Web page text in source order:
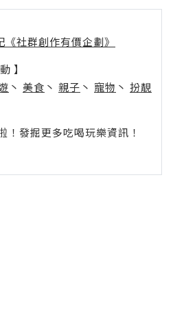
《社群創作有價企劃》
】
丶 美食 丶 親子 丶 寵物 丶 扮靚
發掘更多吃喝玩樂資訊！